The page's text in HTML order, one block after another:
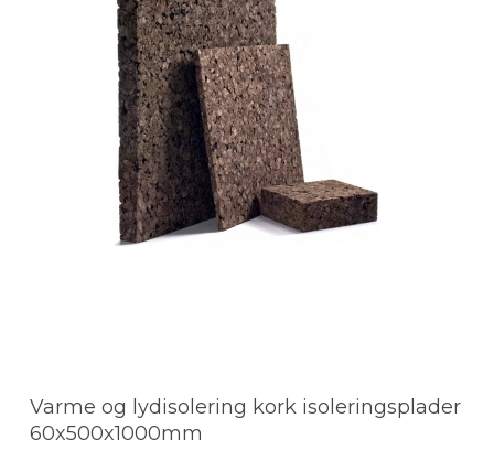
Varme og lydisolering kork isoleringsplader
60x500x1000mm